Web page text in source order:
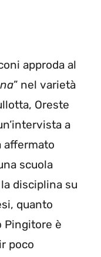
approda al
” nel varietà
Oreste
a
affermato
scuola
disciplina su
quanto
Pingitore è
poco